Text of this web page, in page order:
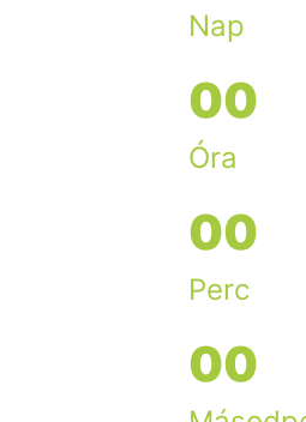
Nap
00
Óra
00
Perc
00